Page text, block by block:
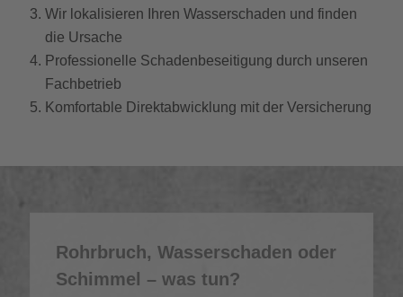
Wir lokalisieren Ihren Wasserschaden und finden
die Ursache
Professionelle Schadenbeseitigung durch unseren
Fachbetrieb
Komfortable Direktabwicklung mit der Versicherung
Rohrbruch, Wasserschaden oder
Schimmel – was tun?